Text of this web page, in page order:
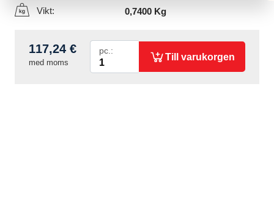
Vikt: 0,7400 Kg
117,24 €
med moms
pc.: Till varukorgen